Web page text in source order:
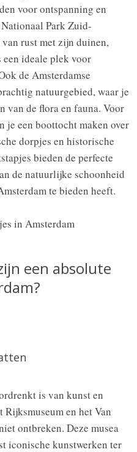
voor ontspanning en
Park Zuid-
rust met zijn duinen,
ideale plek voor
de Amsterdamse
natuurgebied, waar je
van de flora en fauna. Voor
je een boottocht maken over
dorpjes en historische
bieden de perfecte
de natuurlijke schoonheid
te bieden heeft.
een absolute
is van kunst en
Rijksmuseum en het Van
ontbreken. Deze musea
iconische kunstwerken ter